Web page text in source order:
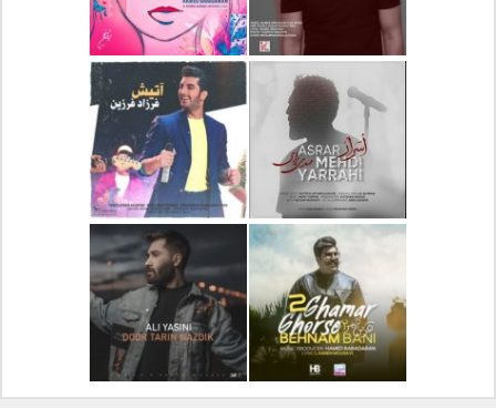
دانلود آهنگ جدید رضا
بهرام بنام نگار
دانلود آهنگ جدید علی
لهراسبی بنام صورت
دانلود آهنگ جدید مهدی
یراحی بنام اسرار
دانلود آهنگ جدید فرزاد
فرزین بنام آتیش